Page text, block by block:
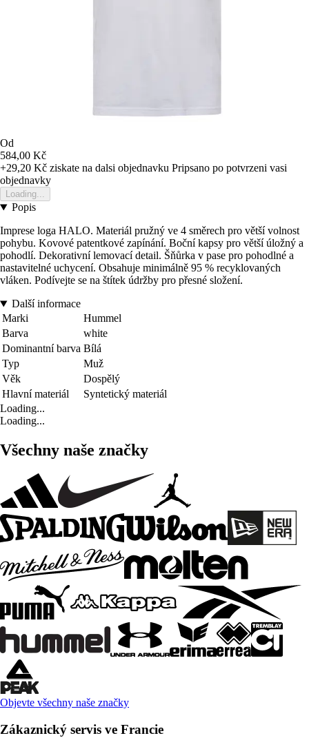
Od
584,00 Kč
+29,20 Kč ziskate na dalsi objednavku Pripsano po potvrzeni vasi
objednavky
Loading...
Popis
Imprese loga HALO. Materiál pružný ve 4 směrech pro větší volnost
pohybu. Kovové patentkové zapínání. Boční kapsy pro větší úložný a
pohodlí. Dekorativní lemovací detail. Šňůrka v pase pro pohodlné a
nastavitelné uchycení. Obsahuje minimálně 95 % recyklovaných
vláken. Podívejte se na štítek údržby pro přesné složení.
Další informace
Marki
Hummel
Barva
white
Dominantní barva Bílá
Typ
Muž
Věk
Dospělý
Hlavní materiál
Syntetický materiál
Loading...
Loading...
Všechny naše značky
Objevte všechny naše značky
Zákaznický servis ve Francie